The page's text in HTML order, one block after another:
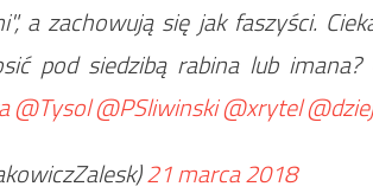
a zachowują się jak faszyści.
pod siedzibą rabina lub imana?
@Tysol@PSliwinski@xrytel
21 marca 2018